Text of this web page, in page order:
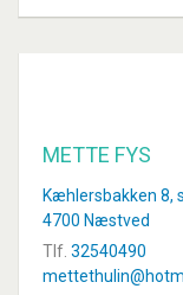
METTE FYS
Kæhlersbakken 8,
4700 Næstved
Tlf. 32540490